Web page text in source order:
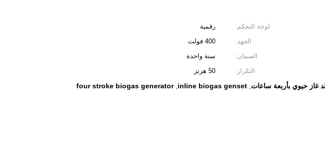
لوحة التحكم:
رقمية
الجهد:
400 فولت
الضمان:
سنة واحدة
التكرار:
50 هرتز
غاز حيوي بأربعة ساعات,
inline biogas genset
,
four stroke biogas generator